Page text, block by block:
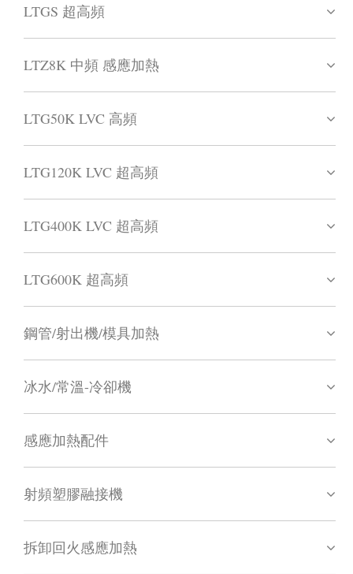
LTGS 超高頻
LTZ8K 中頻 感應加熱
LTG50K LVC 高頻
LTG120K LVC 超高頻
LTG400K LVC 超高頻
LTG600K 超高頻
鋼管/射出機/模具加熱
冰水/常溫-冷卻機
感應加熱配件
射頻塑膠融接機
拆卸回火感應加熱